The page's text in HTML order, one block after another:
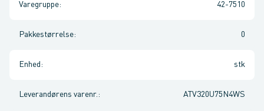
Varegruppe: 42-7510
Pakkestørrelse: 0
Enhed : stk
Leverandørens varenr. : ATV320U75N4WS